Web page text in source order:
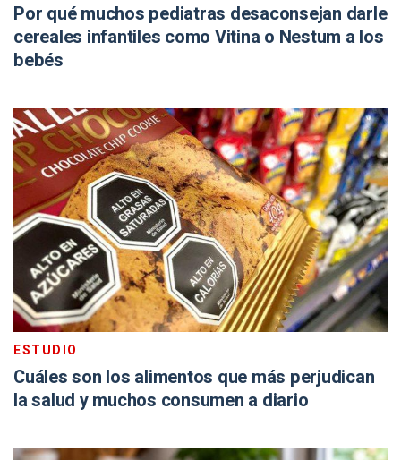
Por qué muchos pediatras desaconsejan darle
cereales infantiles como Vitina o Nestum a los
bebés
ESTUDIO
Cuáles son los alimentos que más perjudican
la salud y muchos consumen a diario